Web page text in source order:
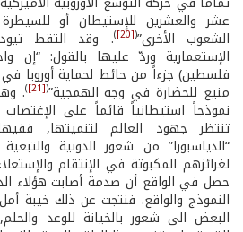
عشر والعشرين للإستيطان أو
الشعوب الأخرى”(
[20]
). وقد التقط
الإستعمارية وردّ عليها بالقول:
فلسطين) جزءاً من حائط لحماية أوروبا
منيع للحضارة في وجه الهمجية”(
[21]
)
.
نموذجاً استيطانياً قائماً على
تنتظر جهود العالم لتنميتها,
“الدياسبورا” من شعور الدونية
لغرائزهم المكبوتة في الإنتقام
حصل في الواقع أن صدمة أصابت هؤلاء
النموذج والواقع. فنتجت عن ذلك خيبة
البعض الى شعور بالخيانة للوعد